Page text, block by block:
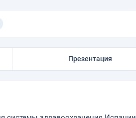
Презентация